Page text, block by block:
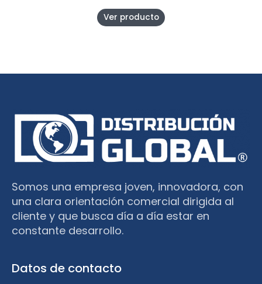
Ver producto
Somos una empresa joven, innovadora, con
una clara orientación comercial dirigida al
cliente y que busca día a día estar en
constante desarrollo.
Datos de contacto